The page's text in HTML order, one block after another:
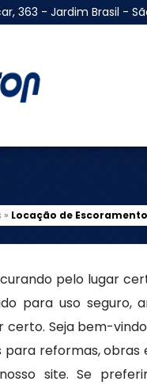
363 - Jardim Brasil -
» Locação de
pelo lugar
para uso seguro,
certo. Seja bem-
reformas, obras
site. Se